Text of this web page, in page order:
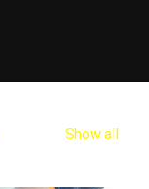
Show all